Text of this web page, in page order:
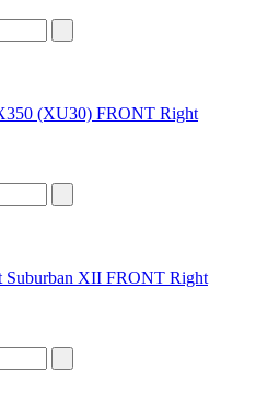
(XU30) FRONT Right
Suburban XII FRONT Right